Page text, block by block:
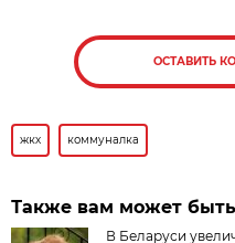
ОСТАВИТЬ
жкх коммуналка
Также вам может
В Беларуси